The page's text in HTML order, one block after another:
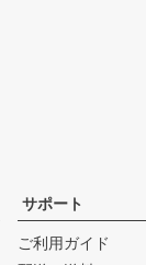
サポート
ご利用ガイド